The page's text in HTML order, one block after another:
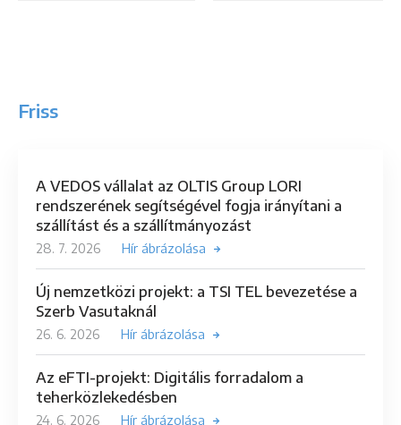
Friss
A VEDOS vállalat az OLTIS Group LORI
rendszerének segítségével fogja irányítani a
szállítást és a szállítmányozást
28. 7. 2026 Hír ábrázolása
Új nemzetközi projekt: a TSI TEL bevezetése a
Szerb Vasutaknál
26. 6. 2026 Hír ábrázolása
Az eFTI-projekt: Digitális forradalom a
teherközlekedésben
24. 6. 2026 Hír ábrázolása